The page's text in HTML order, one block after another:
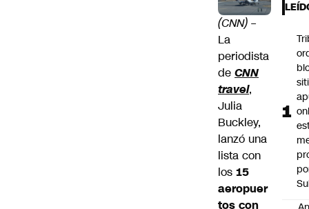
(CNN) –
La
periodista
de CNN
travel,
Julia
Buckley,
lanzó una
lista con
los 15
aeropuer
tos con